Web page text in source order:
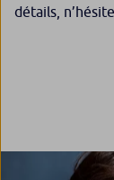
détails,